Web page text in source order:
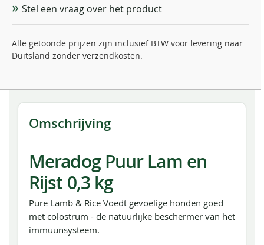
Stel een vraag over het product
Alle getoonde prijzen zijn inclusief BTW voor levering naar
Duitsland zonder verzendkosten.
Omschrijving
Meradog Puur Lam en
Rijst 0,3 kg
Pure Lamb & Rice Voedt gevoelige honden goed
met colostrum - de natuurlijke beschermer van het
immuunsysteem.